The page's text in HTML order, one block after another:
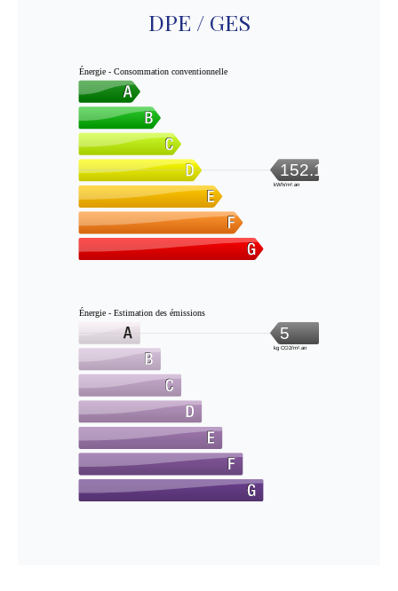
DPE / GES
Énergie - Consommation conventionnelle
152.1
kWh/m².an
Énergie - Estimation des émissions
5
kg CO2/m².an